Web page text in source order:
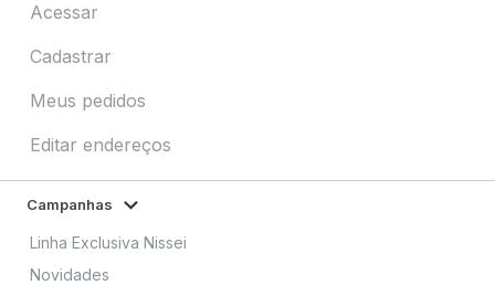
Acessar
Cadastrar
Meus pedidos
Editar endereços
Campanhas
Linha Exclusiva Nissei
Novidades